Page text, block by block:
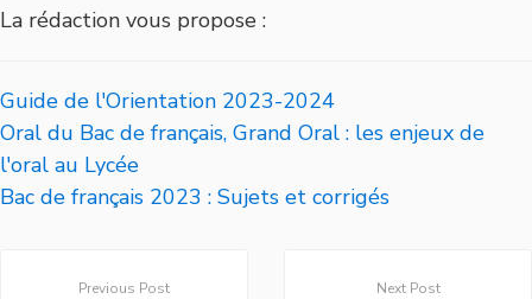
La rédaction vous propose :
Guide de l'Orientation 2023-2024
Oral du Bac de français, Grand Oral : les enjeux de
l'oral au Lycée
Bac de français 2023 : Sujets et corrigés
Previous Post Next Post